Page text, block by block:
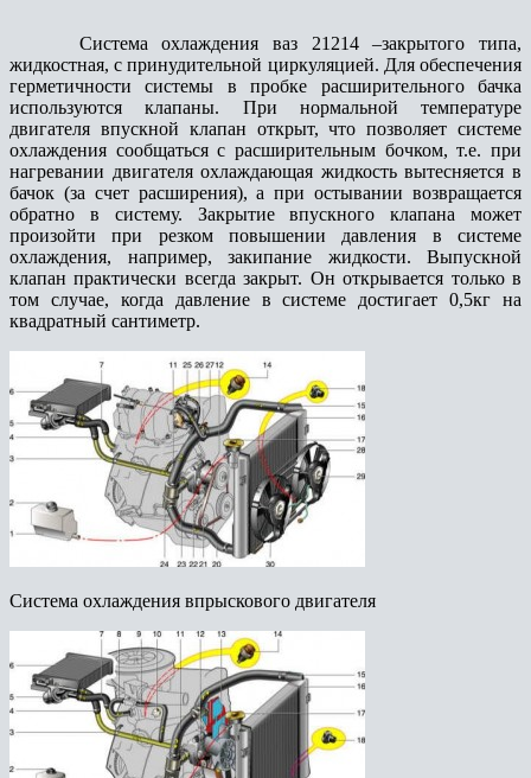
Система охлаждения ваз 21214 –закрытого типа,
жидкостная, с принудительной циркуляцией. Для обеспечения
герметичности системы в пробке расширительного бачка
используются клапаны. При нормальной температуре
двигателя впускной клапан открыт, что позволяет системе
охлаждения сообщаться с расширительным бочком, т.е. при
нагревании двигателя охлаждающая жидкость вытесняется в
бачок (за счет расширения), а при остывании возвращается
обратно в систему. Закрытие впускного клапана может
произойти при резком повышении давления в системе
охлаждения, например, закипание жидкости. Выпускной
клапан практически всегда закрыт. Он открывается только в
том случае, когда давление в системе достигает 0,5кг на
квадратный сантиметр.
Система охлаждения впрыскового двигателя